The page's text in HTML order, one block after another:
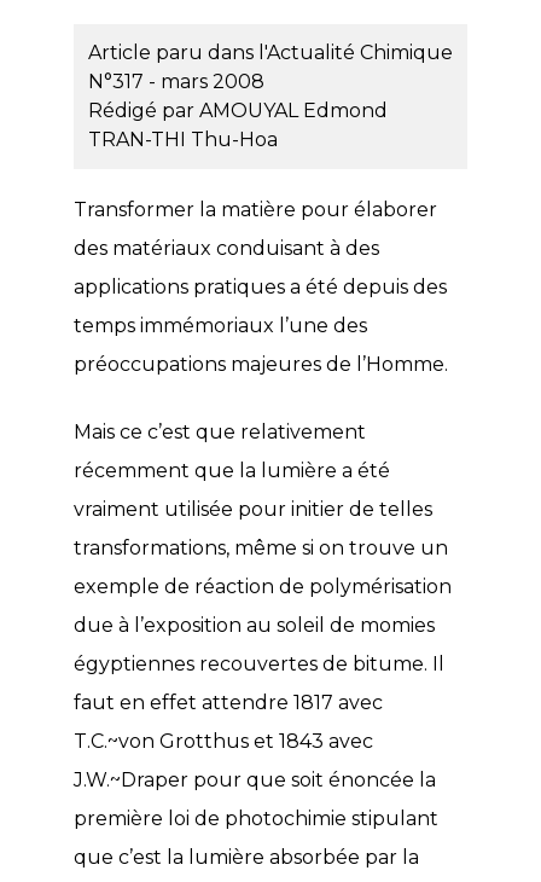
Article paru dans l'Actualité Chimique
N°317 - mars 2008
Rédigé par AMOUYAL Edmond
TRAN-THI Thu-Hoa
Transformer la matière pour élaborer
des matériaux conduisant à des
applications pratiques a été depuis des
temps immémoriaux l’une des
préoccupations majeures de l’Homme.
Mais ce c’est que relativement
récemment que la lumière a été
vraiment utilisée pour initier de telles
transformations, même si on trouve un
exemple de réaction de polymérisation
due à l’exposition au soleil de momies
égyptiennes recouvertes de bitume. Il
faut en effet attendre 1817 avec
T.C.~von Grotthus et 1843 avec
J.W.~Draper pour que soit énoncée la
première loi de photochimie stipulant
que c’est la lumière absorbée par la